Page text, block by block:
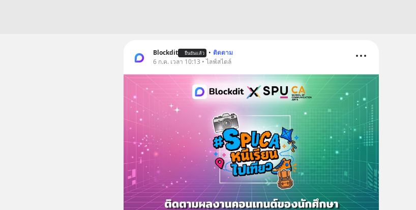
Blockdit ยืนยันแล้ว • ติดตาม
6 ก.ค. เวลา 10:13 • ไลฟ์สไตล์